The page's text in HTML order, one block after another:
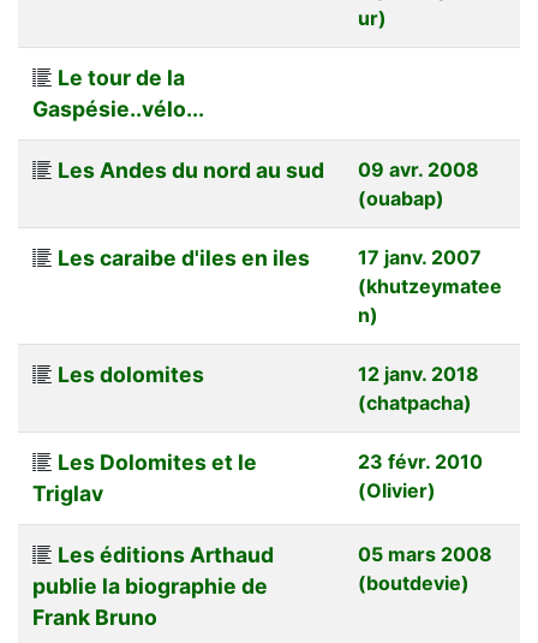
ur)
Le tour de la
Gaspésie..vélo...
Les Andes du nord au sud
09 avr. 2008
(ouabap)
Les caraibe d'iles en iles
17 janv. 2007
(khutzeymatee
n)
Les dolomites
12 janv. 2018
(chatpacha)
Les Dolomites et le
Triglav
23 févr. 2010
(Olivier)
Les éditions Arthaud
publie la biographie de
Frank Bruno
05 mars 2008
(boutdevie)